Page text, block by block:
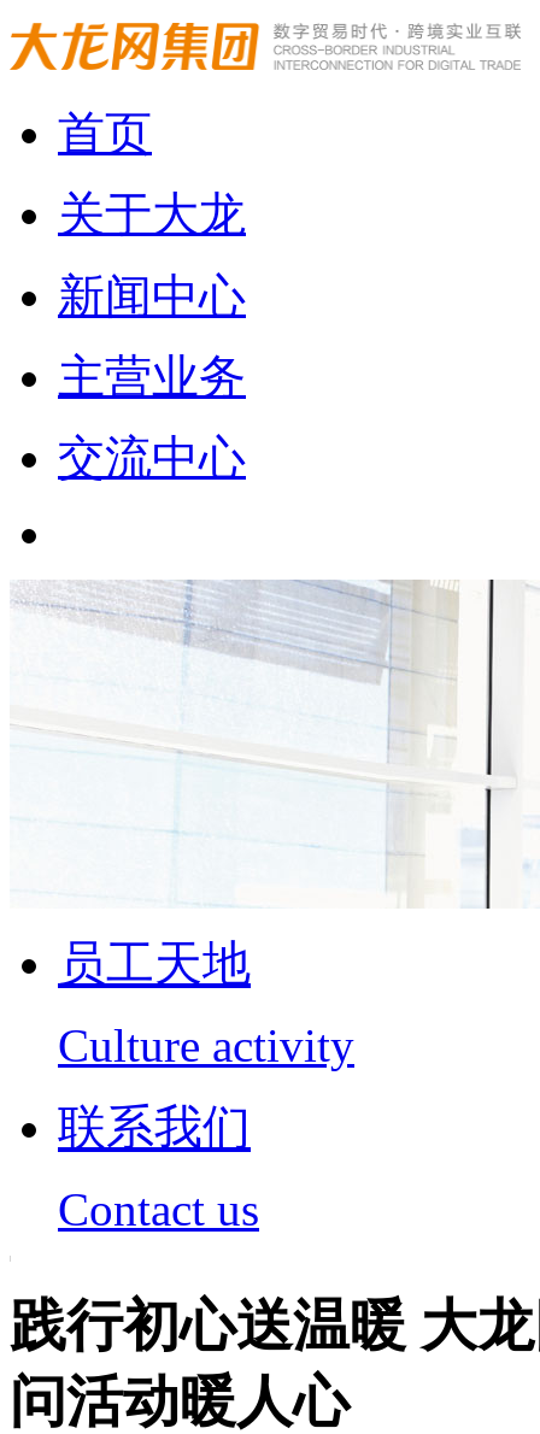
首页
关于大龙
新闻中心
主营业务
交流中心
员工天地
Culture activity
联系我们
Contact us
践行初心送温暖 大
问活动暖人心